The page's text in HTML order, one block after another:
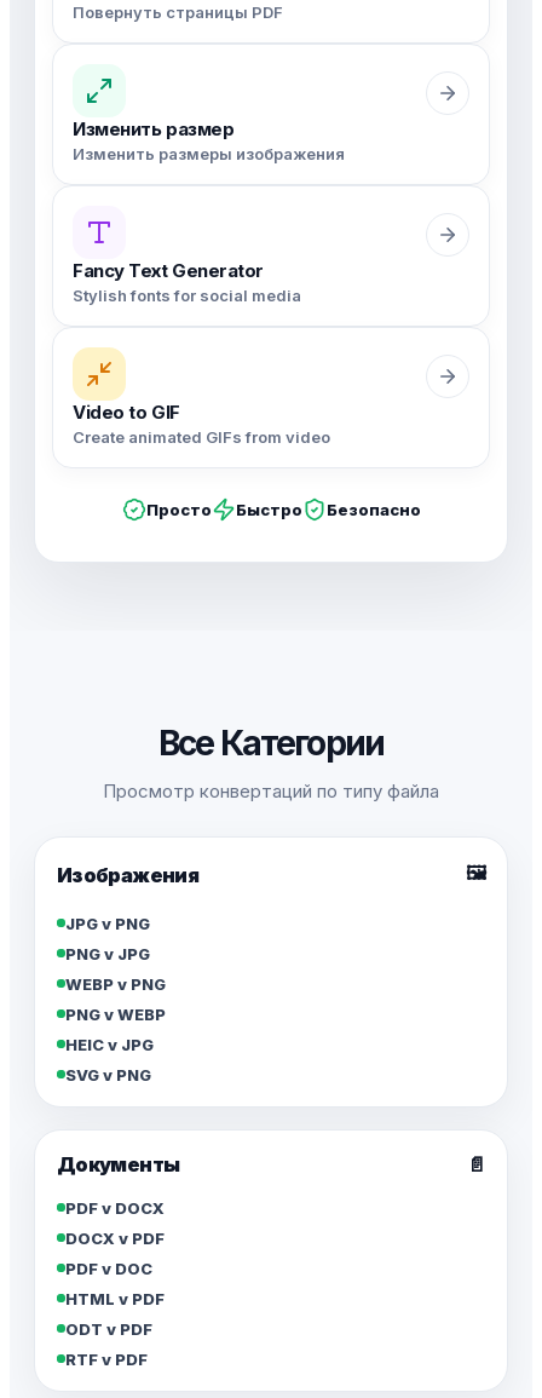
Повернуть страницы PDF
Изменить размер
Изменить размеры изображения
Fancy Text Generator
Stylish fonts for social media
Video to GIF
Create animated GIFs from video
Просто Быстро Безопасно
Все Категории
Просмотр конвертаций по типу файла
Изображения 🖼️
JPG v PNG
PNG v JPG
WEBP v PNG
PNG v WEBP
HEIC v JPG
SVG v PNG
Документы 📄
PDF v DOCX
DOCX v PDF
PDF v DOC
HTML v PDF
ODT v PDF
RTF v PDF